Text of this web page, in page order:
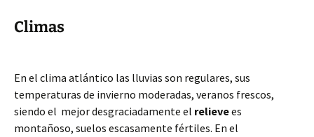
Climas
En el clima atlántico las lluvias son regulares, sus
temperaturas de invierno moderadas, veranos frescos,
siendo el mejor desgraciadamente el relievees
montañoso, suelos escasamente fértiles. En el